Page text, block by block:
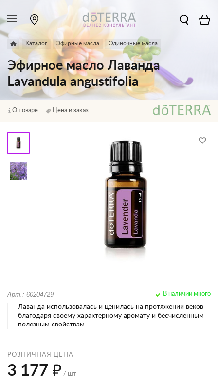
Каталог Эфирные масла Одиночные масла
Эфирное масло Лаванда
Lavandula angustifolia
О товаре Цена и заказ
Арт.: 60204729 В наличии много
Лаванда использовалась и ценилась на протяжении веков
благодаря своему характерному аромату и бесчисленным
полезным свойствам.
РОЗНИЧНАЯ ЦЕНА
3 177 ₽ / шт